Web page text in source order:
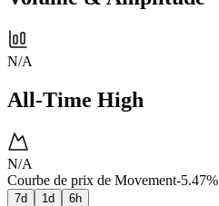
N/A
All-Time High
N/A
Courbe de prix de Movement-5.47%
7d 1d 6h